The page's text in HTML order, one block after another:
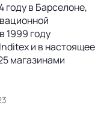
году в Барселоне,
1999 году
и в настоящее
магазинами